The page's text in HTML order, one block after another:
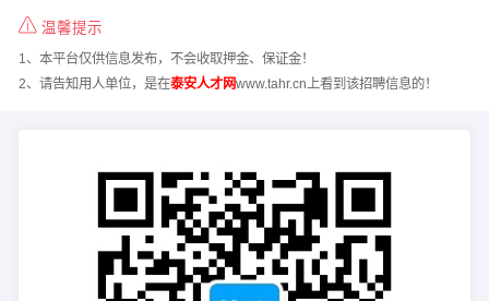
温馨提示
1、本平台仅供信息发布，不会收取押金、保证金！
2、请告知用人单位，是在泰安人才网www.tahr.cn上看到该招聘信息的！